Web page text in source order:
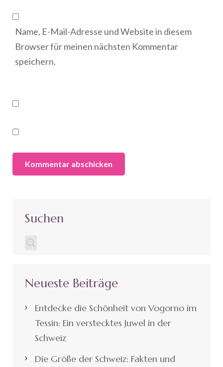
Name, E-Mail-Adresse und Website in diesem
Browser für meinen nächsten Kommentar
speichern.
Suchen
Neueste Beiträge
Entdecke die Schönheit von Vogorno im
Tessin: Ein verstecktes Juwel in der
Schweiz
Die Größe der Schweiz: Fakten und